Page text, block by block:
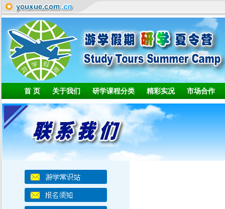
首 页 关于我们 研学课程分类 精彩实况 市场合作